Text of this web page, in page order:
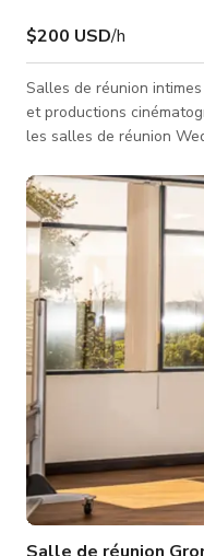
$200 USD/h
Salles de réunion
et productions cinématographiques. Cette
les salles de réunion